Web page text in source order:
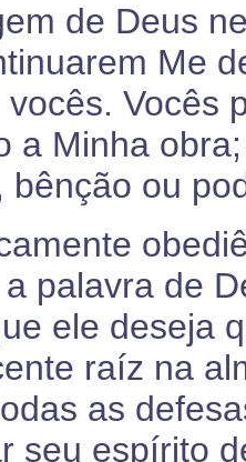
de Deus
Me
vocês. Vocês
a Minha
bênção ou
palavra de
ele deseja
raíz na
as
seu espírito